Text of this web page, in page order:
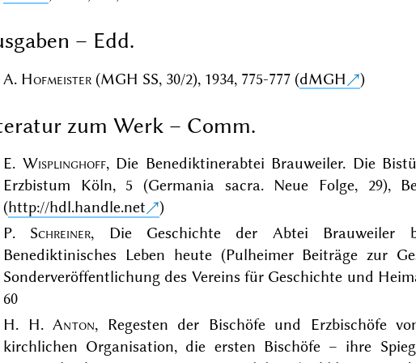
– Edd.
A. Hofmeister(MGH SS, 30/2), 1934, 775-777 (dMGH )
zum Werk – Comm.
E. Wisplinghoff, Die Benediktinerabtei Brauweiler. Die
Erzbistum Köln, 5 (Germania sacra. Neue Folge, 29),
(http://hdl.handle.net
)
P. Schreiner, Die Geschichte der Abtei Brauweiler
Benediktinisches Leben heute (Pulheimer Beiträge zur
Sonderveröffentlichung des Vereins für Geschichte und
60
H. H.Anton, Regesten der Bischöfe und Erzbischöfe
kirchlichen Organisation, die ersten Bischöfe – ihre